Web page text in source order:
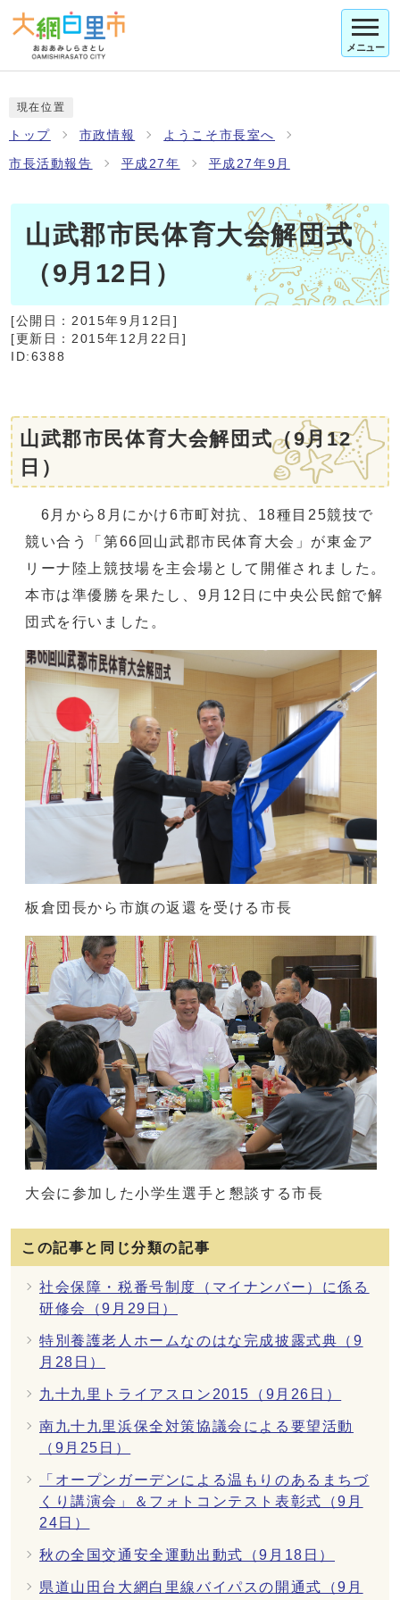
メニュー
現在位置
トップ 市政情報 ようこそ市長室へ
市長活動報告 平成27年 平成27年9月
山武郡市民体育大会解団式
（9月12日）
[公開日： 2015年9月12日 ]
[更新日： 2015年12月22日 ]
ID:6388
山武郡市民体育大会解団式（9月12
日）
6月から8月にかけ6市町対抗、18種目25競技で
競い合う「第66回山武郡市民体育大会」が東金ア
リーナ陸上競技場を主会場として開催されました。
本市は準優勝を果たし、9月12日に中央公民館で解
団式を行いました。
板倉団長から市旗の返還を受ける市長
大会に参加した小学生選手と懇談する市長
この記事と同じ分類の記事
社会保障・税番号制度（マイナンバー）に係る
研修会（9月29日）
特別養護老人ホームなのはな完成披露式典（9
月28日）
九十九里トライアスロン2015（9月26日）
南九十九里浜保全対策協議会による要望活動
（9月25日）
「オープンガーデンによる温もりのあるまちづ
くり講演会」＆フォトコンテスト表彰式（9月
24日）
秋の全国交通安全運動出動式（9月18日）
県道山田台大網白里線バイパスの開通式（9月